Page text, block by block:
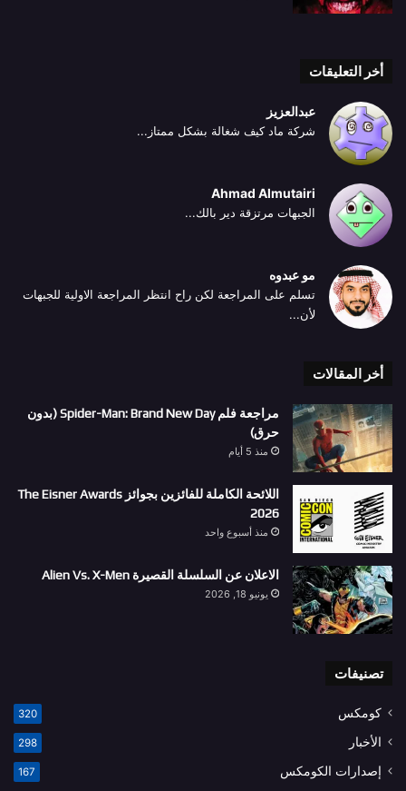
أخر التعليقات
عبدالعزيز
شركة ماد كيف شغالة بشكل ممتاز...
Ahmad Almutairi
الجبهات مرتزقة دير بالك...
مو عبدوه
تسلم على المراجعة لكن راح انتظر المراجعة الاولية للجبهات
لأن...
أخر المقالات
مراجعة فلم Spider-Man: Brand New Day (بدون
حرق)
منذ 5 أيام
اللائحة الكاملة للفائزين بجوائز The Eisner Awards
2026
منذ أسبوع واحد
الاعلان عن السلسلة القصيرة Alien Vs. X-Men
يونيو 18, 2026
تصنيفات
كومكس 320
الأخبار 298
إصدارات الكومكس 167